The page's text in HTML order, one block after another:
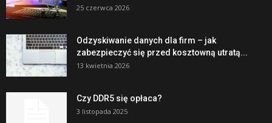
25 czerwca 2026
Odzyskiwanie danych dla firm – jak
zabezpieczyć się przed kosztowną utratą...
13 kwietnia 2026
Czy DDR5 się opłaca?
3 listopada 2025